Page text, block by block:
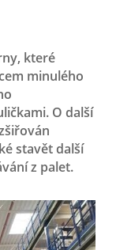
které
minulého
O další
stavět další
z palet.